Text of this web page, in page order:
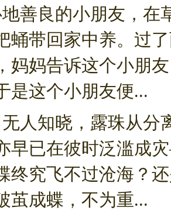
善良的小朋友，在
蛹带回家中养。过
妈妈告诉这个小朋
是这个小朋友便...
人知晓，露珠从分
早已在彼时泛滥成
终究飞不过沧海？
茧成蝶，不为重...